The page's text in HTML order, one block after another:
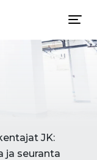
JK:
ja seuranta